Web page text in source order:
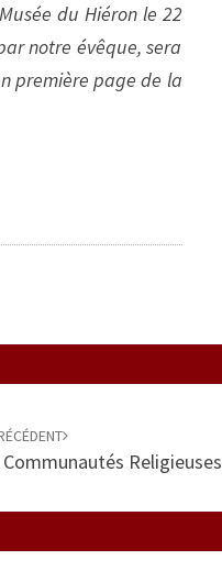
du Hiéron le 22
notre évêque, sera
première page de la
Religieuses